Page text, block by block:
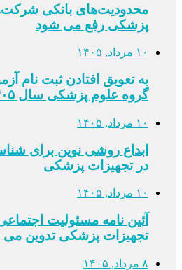
محدودیت‌های بانکی
پزشکی رفع می شود
۱۰ مرداد, ۱۴۰۵
به تعویق افتادن ثبت نام
گروه علوم پزشکی سال ۱۴۰۵
۱۰ مرداد, ۱۴۰۵
ابداع روشی نوین برای
در تجهیزات پزشکی
۱۰ مرداد, ۱۴۰۵
آئین نامه مسئولیت
تجهیزات پزشکی تدوین
۸ مرداد, ۱۴۰۵